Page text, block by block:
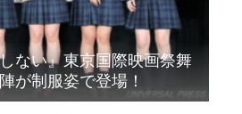
ない』東京国際映画祭舞
が制服姿で登場！